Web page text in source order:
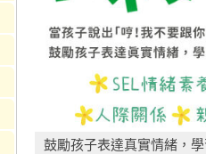
鼓勵孩子表達真實情緒，